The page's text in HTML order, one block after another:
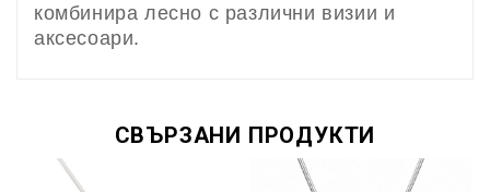
комбинира лесно с различни визии и
аксесоари.
СВЪРЗАНИ ПРОДУКТИ